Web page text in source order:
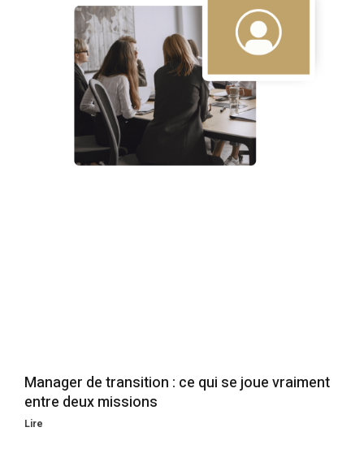
Manager de transition : ce qui se joue vraiment
entre deux missions
Lire